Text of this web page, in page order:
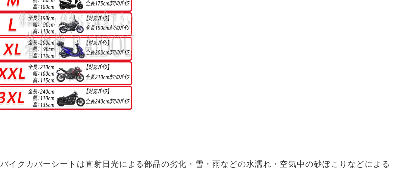
バイクカバーシートは直射日光による部品の劣化・雪・雨などの水濡れ・空気中の砂ぼこりなどによる